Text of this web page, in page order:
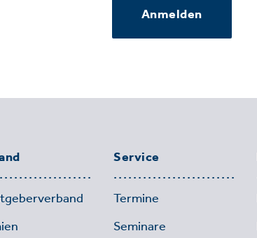
Anmelden
Service
Termine
Seminare